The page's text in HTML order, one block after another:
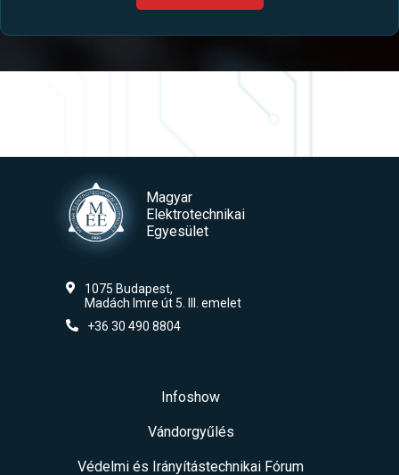
Magyar
Elektrotechnikai
Egyesület
1075 Budapest,
Madách Imre út 5. III. emelet
+36 30 490 8804
Infoshow
Vándorgyűlés
Védelmi és Irányítástechnikai Fórum